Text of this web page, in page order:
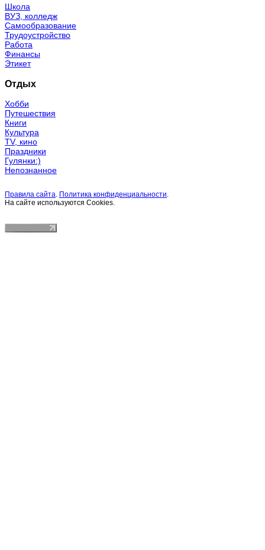
Школа
ВУЗ, колледж
Самообразование
Трудоустройство
Работа
Финансы
Этикет
Отдых
Хобби
Путешествия
Книги
Культура
TV, кино
Праздники
Гулянки:)
Непознанное
Правила сайта. Политика конфиденциальности.
На сайте используются Cookies.